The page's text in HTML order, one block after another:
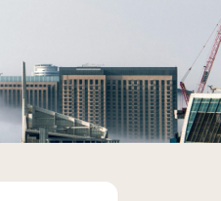
법률 블로그
법률서식
뉴스레터/브로슈어